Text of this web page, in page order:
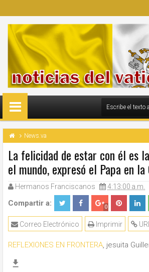
News.va
La felicidad de estar con él es
el mundo, expresó el Papa en la
Hermanos Franciscanos 4:13:00 a.m.
Compartir a: 0
URL
Imprimir
Correo Electrónico
REFLEXIONES EN FRONTERA, jesuita